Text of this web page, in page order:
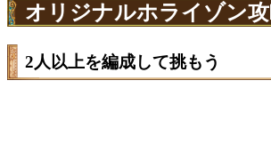
オリジナルホライゾン
2人以上を編成して挑もう